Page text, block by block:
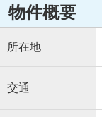
物件概要
所在地
交通